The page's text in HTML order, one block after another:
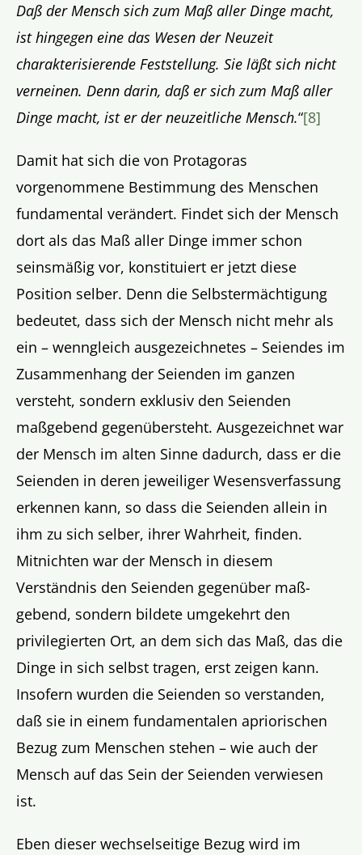
Daß der Mensch sich zum Maß aller Dinge macht,
ist hingegen eine das Wesen der Neuzeit
charakterisierende Feststellung. Sie läßt sich nicht
verneinen. Denn darin, daß er sich zum Maß aller
Dinge macht, ist er der neuzeitliche Mensch.“[8]
Damit hat sich die von Protagoras
vorgenommene Bestimmung des Menschen
fundamental verändert. Findet sich der Mensch
dort als das Maß aller Dinge immer schon
seinsmäßig vor, konstituiert er jetzt diese
Position selber. Denn die Selbstermächtigung
bedeutet, dass sich der Mensch nicht mehr als
ein – wenngleich ausgezeichnetes – Seiendes im
Zusammenhang der Seienden im ganzen
versteht, sondern exklusiv den Seienden
maßgebend gegenübersteht. Ausgezeichnet war
der Mensch im alten Sinne dadurch, dass er die
Seienden in deren jeweiliger Wesensverfassung
erkennen kann, so dass die Seienden allein in
ihm zu sich selber, ihrer Wahrheit, finden.
Mitnichten war der Mensch in diesem
Verständnis den Seienden gegenüber maß-
gebend, sondern bildete umgekehrt den
privilegierten Ort, an dem sich das Maß, das die
Dinge in sich selbst tragen, erst zeigen kann.
Insofern wurden die Seienden so verstanden,
daß sie in einem fundamentalen apriorischen
Bezug zum Menschen stehen – wie auch der
Mensch auf das Sein der Seienden verwiesen
ist.
Eben dieser wechselseitige Bezug wird im